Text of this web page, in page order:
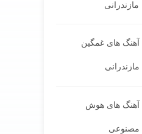
مازندرانی
آهنگ های غمگین
مازندرانی
آهنگ های هوش
مصنوعی